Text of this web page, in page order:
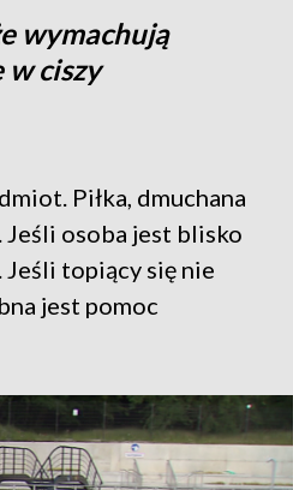
wymachują
w ciszy
Piłka, dmuchana
Jeśli osoba jest blisko
Jeśli topiący się nie
jest pomoc